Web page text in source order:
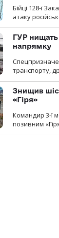
Бійці 128-ї
атаку
ГУР нищать
напрямку
транспорту,
Знищив
«Гіря»
Командир 3-ї
позивним